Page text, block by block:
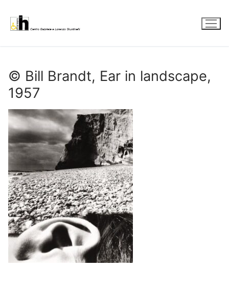
contenuto
© Bill Brandt, Ear in landscape,
1957